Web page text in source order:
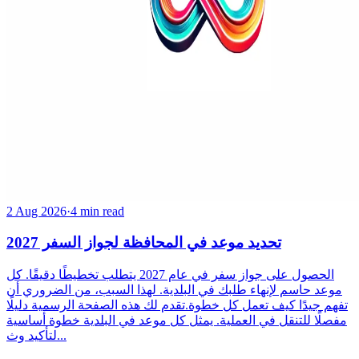
2 Aug 2026·4 min read
تحديد موعد في المحافظة لجواز السفر 2027
الحصول على جواز سفر في عام 2027 يتطلب تخطيطًا دقيقًا. كل
موعد حاسم لإنهاء طلبك في البلدية. لهذا السبب، من الضروري أن
تفهم جيدًا كيف تعمل كل خطوة.تقدم لك هذه الصفحة الرسمية دليلًا
مفصلًا للتنقل في العملية. يمثل كل موعد في البلدية خطوة أساسية
لتأكيد وث...